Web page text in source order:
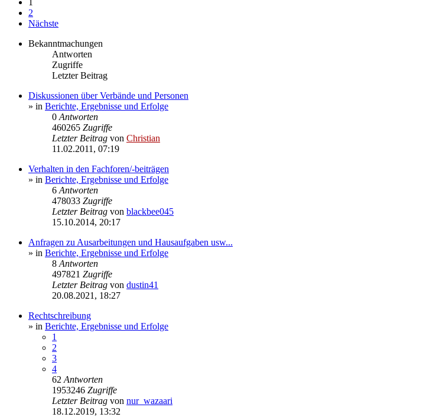
1
2
Nächste
Bekanntmachungen
Antworten
Zugriffe
Letzter Beitrag
Diskussionen über Verbände und Personen
» in Berichte, Ergebnisse und Erfolge
0 Antworten
460265 Zugriffe
Letzter Beitrag von Christian
11.02.2011, 07:19
Verhalten in den Fachforen/-beiträgen
» in Berichte, Ergebnisse und Erfolge
6 Antworten
478033 Zugriffe
Letzter Beitrag von blackbee045
15.10.2014, 20:17
Anfragen zu Ausarbeitungen und Hausaufgaben usw...
» in Berichte, Ergebnisse und Erfolge
8 Antworten
497821 Zugriffe
Letzter Beitrag von dustin41
20.08.2021, 18:27
Rechtschreibung
» in Berichte, Ergebnisse und Erfolge
1
2
3
4
62 Antworten
1953246 Zugriffe
Letzter Beitrag von nur_wazaari
18.12.2019, 13:32